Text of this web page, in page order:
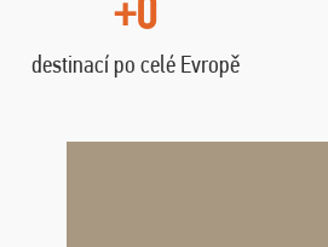
+0
destinací po celé Evropě